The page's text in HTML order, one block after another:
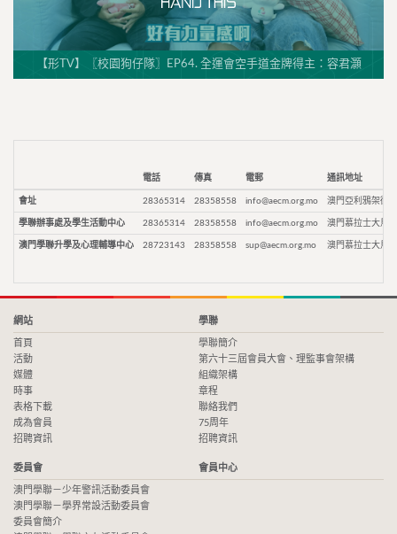
【形TV】〖校園狗仔隊〗EP64. 全運會空手道金牌得主：容君灝
電話 傳真 電郵 通訊地址
會址 28365314 28358558 info@aecm.org.mo 澳門亞利鴉架街9
學聯辦事處及學生活動中心 28365314 28358558 info@aecm.org.mo 澳門慕拉士大馬
澳門學聯升學及心理輔導中心 28723143 28358558 sup@aecm.org.mo 澳門慕拉士大馬
網站
首頁
活動
媒體
時事
表格下載
成為會員
招聘資訊
學聯
學聯簡介
第六十三屆會員大會、理監事會架構
組織架構
章程
聯絡我們
75周年
招聘資訊
委員會
澳門學聯－少年警訊活動委員會
澳門學聯－學界常設活動委員會
委員會簡介
會員中心